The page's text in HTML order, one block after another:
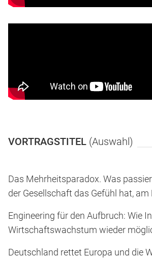
VORTRAGSTITEL (Auswahl)
Das Mehrheitsparadox. Was
der Gesellschaft das Gefühl hat, am
Engineering für den Aufbruch: Wie
Wirtschaftswachstum wieder
Deutschland rettet Europa und die